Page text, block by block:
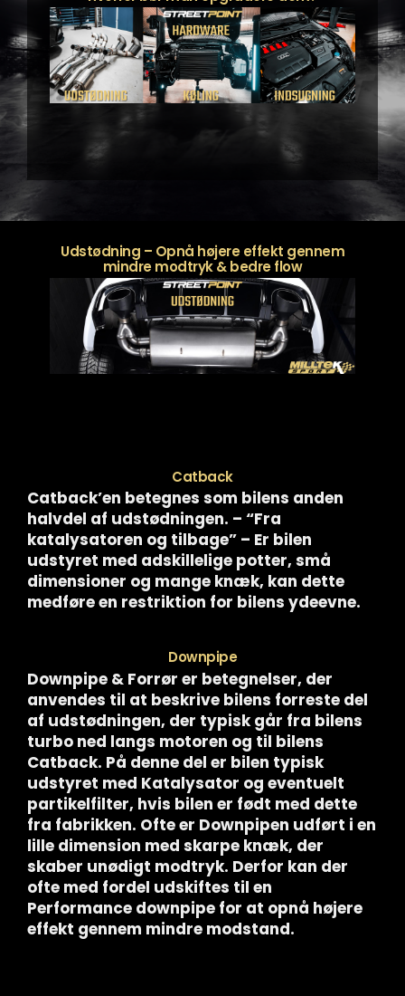
Udstødning – Opnå højere effekt gennem
mindre modtryk & bedre flow
Catback
Catback’en betegnes som bilens anden
halvdel af udstødningen. – “Fra
katalysatoren og tilbage” – Er bilen
udstyret med adskillelige potter, små
dimensioner og mange knæk, kan dette
medføre en restriktion for bilens ydeevne.
Downpipe
Downpipe & Forrør er betegnelser, der
anvendes til at beskrive bilens forreste del
af udstødningen, der typisk går fra bilens
turbo ned langs motoren og til bilens
Catback. På denne del er bilen typisk
udstyret med Katalysator og eventuelt
partikelfilter, hvis bilen er født med dette
fra fabrikken. Ofte er Downpipen udført i en
lille dimension med skarpe knæk, der
skaber unødigt modtryk. Derfor kan der
ofte med fordel udskiftes til en
Performance downpipe for at opnå højere
effekt gennem mindre modstand.